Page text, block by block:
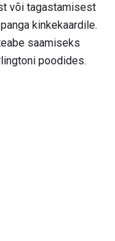
või tagastamisest
kinkekaardile.
saamiseks
poodides.